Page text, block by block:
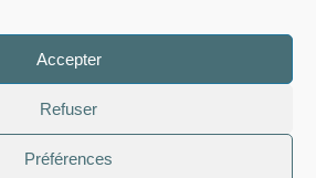
Accepter
Refuser
Préférences
2006 - 2026